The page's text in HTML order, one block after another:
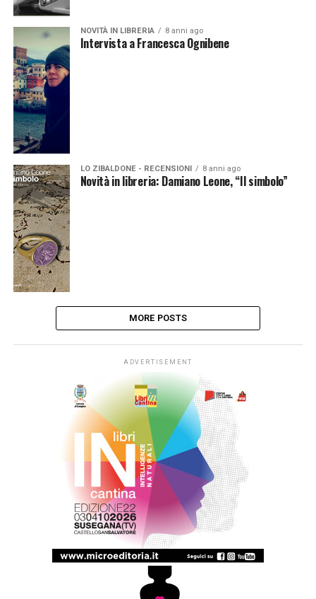
NOVITÀ IN LIBRERIA 8 anni ago
Intervista a Francesca Ognibene
LO ZIBALDONE - RECENSIONI 8 anni ago
Novità in libreria: Damiano Leone, “Il simbolo”
MORE POSTS
ADVERTISEMENT